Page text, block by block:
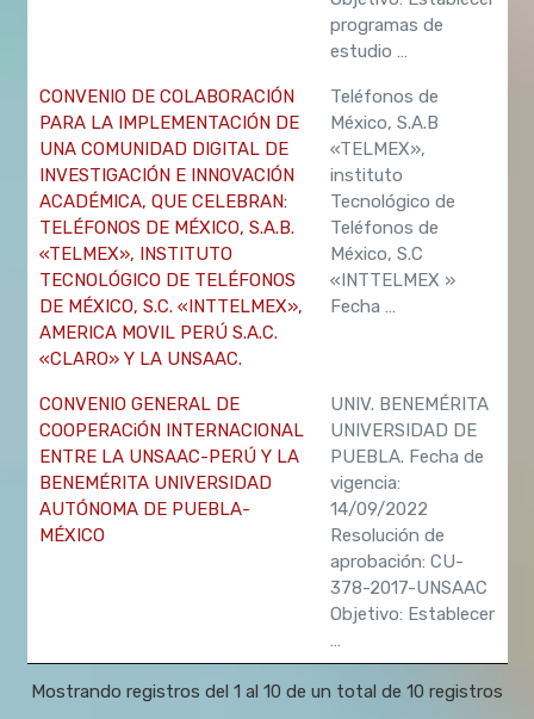
programas de
estudio …
CONVENIO DE COLABORACIÓN
PARA LA IMPLEMENTACIÓN DE
UNA COMUNIDAD DIGITAL DE
INVESTIGACIÓN E INNOVACIÓN
ACADÉMICA, QUE CELEBRAN:
TELÉFONOS DE MÉXICO, S.A.B.
«TELMEX», INSTITUTO
TECNOLÓGICO DE TELÉFONOS
DE MÉXICO, S.C. «INTTELMEX»,
AMERICA MOVIL PERÚ S.A.C.
«CLARO» Y LA UNSAAC.
Teléfonos de
México, S.A.B
«TELMEX»,
instituto
Tecnológico de
Teléfonos de
México, S.C
«INTTELMEX »
Fecha …
CONVENIO GENERAL DE
COOPERACiÓN INTERNACIONAL
ENTRE LA UNSAAC-PERÚ Y LA
BENEMÉRITA UNIVERSIDAD
AUTÓNOMA DE PUEBLA-
MÉXICO
UNIV. BENEMÉRITA
UNIVERSIDAD DE
PUEBLA. Fecha de
vigencia:
14/09/2022
Resolución de
aprobación: CU-
378-2017-UNSAAC
Objetivo: Establecer
Mostrando registros del 1 al 10 de un total de 10 registros